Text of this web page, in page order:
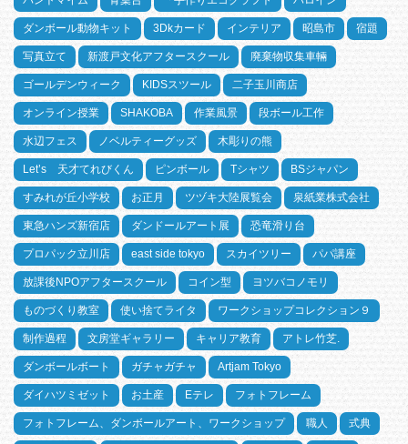
ダンボール動物キット 3Dkカード インテリア 昭島市 宿題
写真立て 新渡戸文化アフタースクール 廃棄物収集車輛
ゴールデンウィーク KIDSスツール 二子玉川商店
オンライン授業 SHAKOBA 作業風景 段ボール工作
水辺フェス ノベルティーグッズ 木彫りの熊
Let’s 天才てれびくん ピンボール Tシャツ BSジャパン
すみれが丘小学校 お正月 ツヅキ大陸展覧会 泉紙業株式会社
東急ハンズ新宿店 ダンドールアート展 恐竜滑り台
プロパック立川店 east side tokyo スカイツリー パパ講座
放課後NPOアフタースクール コイン型 ヨツバコノモリ
ものづくり教室 使い捨てライタ ワークショップコレクション９
制作過程 文房堂ギャラリー キャリア教育 アトレ竹芝.
ダンボールボート ガチャガチャ Artjam Tokyo
ダイハツミゼット お土産 Eテレ フォトフレーム
フォトフレーム、ダンボールアート、ワークショップ 職人 式典